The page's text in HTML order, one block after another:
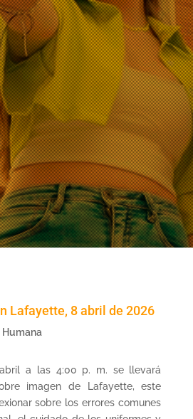
Lafayette, 8 abril de 2026
Humana
a las 4:00 p. m. se llevará
imagen de Lafayette, este
sobre los errores comunes